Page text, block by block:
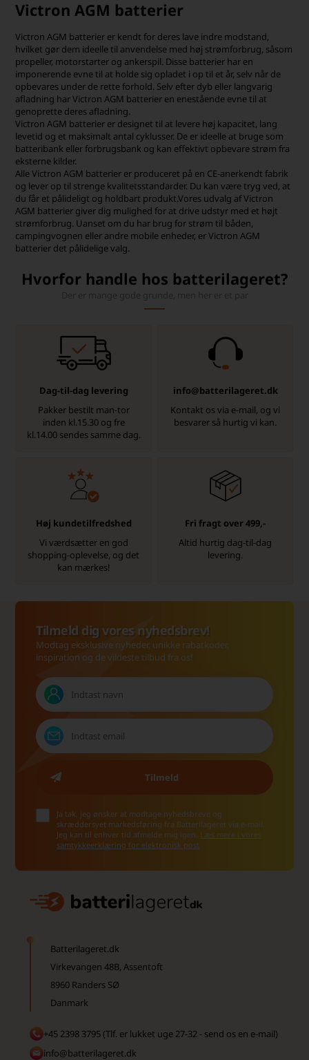
Victron AGM batterier
Victron AGM batterier er kendt for deres lave indre modstand,
hvilket gør dem ideelle til anvendelse med høj strømforbrug, såsom
propeller, motorstarter og ankerspil. Disse batterier har en
imponerende evne til at holde sig opladet i op til et år, selv når de
opbevares under de rette forhold. Selv efter dyb eller langvarig
afladning har Victron AGM batterier en enestående evne til at
genoprette deres afladning.
Victron AGM batterier er designet til at levere høj kapacitet, lang
levetid og et maksimalt antal cyklusser. De er ideelle at bruge som
batteribank eller forbrugsbank og kan effektivt opbevare strøm fra
eksterne kilder.
Alle Victron AGM batterier er produceret på en CE-anerkendt fabrik
og lever op til strenge kvalitetsstandarder. Du kan være tryg ved, at
du får et pålideligt og holdbart produkt.Vores udvalg af Victron
AGM batterier giver dig mulighed for at drive udstyr med et højt
strømforbrug. Uanset om du har brug for strøm til båden,
campingvognen eller andre mobile enheder, er Victron AGM
batterier det pålidelige valg.
Hvorfor handle hos batterilageret?
Dag-til-dag levering
Pakker bestilt man-tor
inden kl.15.30 og fre
kl.14.00 sendes samme dag.
info@batterilageret.dk
Kontakt os via e-mail, og vi
besvarer så hurtig vi kan.
Høj kundetilfredshed
Vi værdsætter en god
shopping-oplevelse, og det
kan mærkes!
Fri fragt over 499,-
Altid hurtig dag-til-dag
levering.
Tilmeld dig vores nyhedsbrev!
Modtag eksklusive nyheder, unikke rabatkoder,
inspiration og de vildeste tilbud fra os!
Ja tak, jeg ønsker at modtage nyhedsbreve og
skræddersyet markedsføring fra Batterilageret via e-mail.
Jeg kan til enhver tid afmelde mig igen. Læs mere i vores
samtykkeerklæring for elektronisk post
Batterilageret.dk
Virkevangen 48B, Assentoft
8960 Randers SØ
Danmark
+45 2398 3795 (Tlf. er lukket uge 27-32 - send os en e-mail)
info@batterilageret.dk